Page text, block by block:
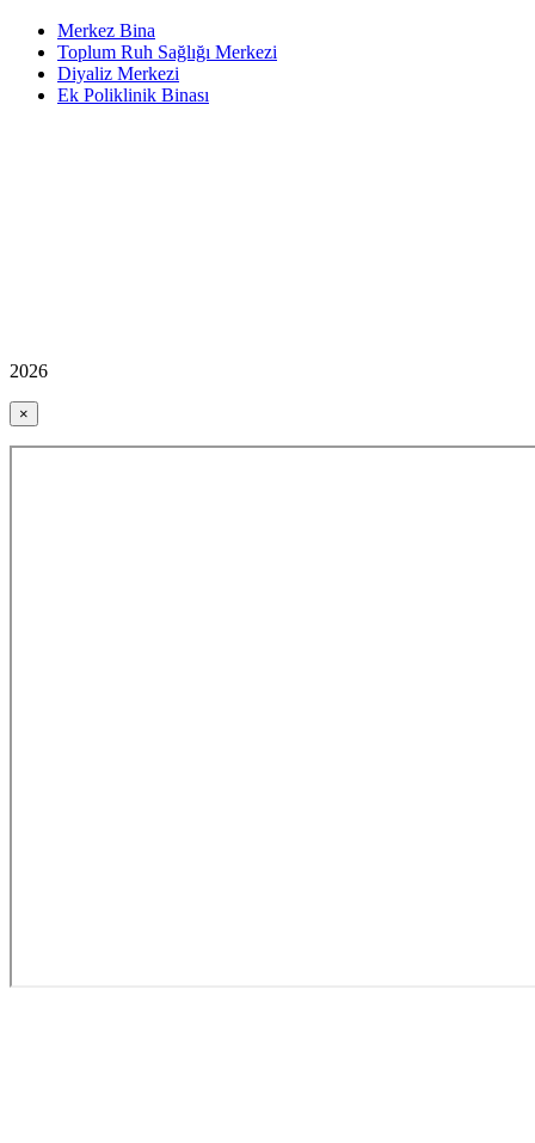
Merkez Bina
Toplum Ruh Sağlığı Merkezi
Diyaliz Merkezi
Ek Poliklinik Binası
2026
×